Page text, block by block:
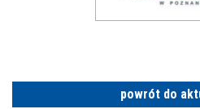
powrót do